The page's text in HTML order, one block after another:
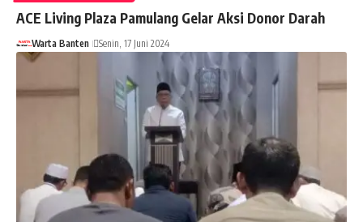
ACE Living Plaza Pamulang Gelar Aksi Donor Darah
Warta Banten Senin, 17 Juni 2024